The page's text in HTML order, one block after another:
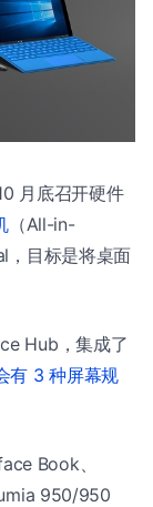
月底召开硬件
（All-in-
，目标是将桌面
Hub，集成了
有 3 种屏幕规
Book、
950/950